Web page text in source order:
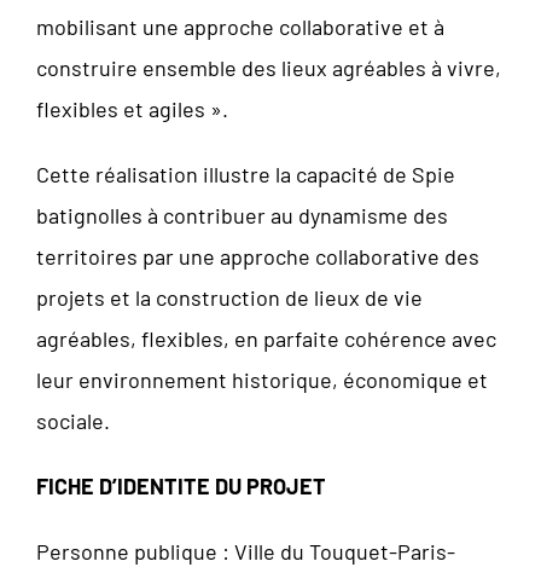
mobilisant une approche collaborative et à
construire ensemble des lieux agréables à vivre,
flexibles et agiles ».
Cette réalisation illustre la capacité de Spie
batignolles à contribuer au dynamisme des
territoires par une approche collaborative des
projets et la construction de lieux de vie
agréables, flexibles, en parfaite cohérence avec
leur environnement historique, économique et
sociale.
FICHE D’IDENTITE DU PROJET
Personne publique : Ville du Touquet-Paris-